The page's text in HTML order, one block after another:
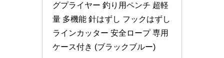
グプライヤー 釣り用ペンチ 超軽
量 多機能 針はずし フックはずし
ラインカッター 安全ロープ 専用
ケース付き (ブラックブルー)